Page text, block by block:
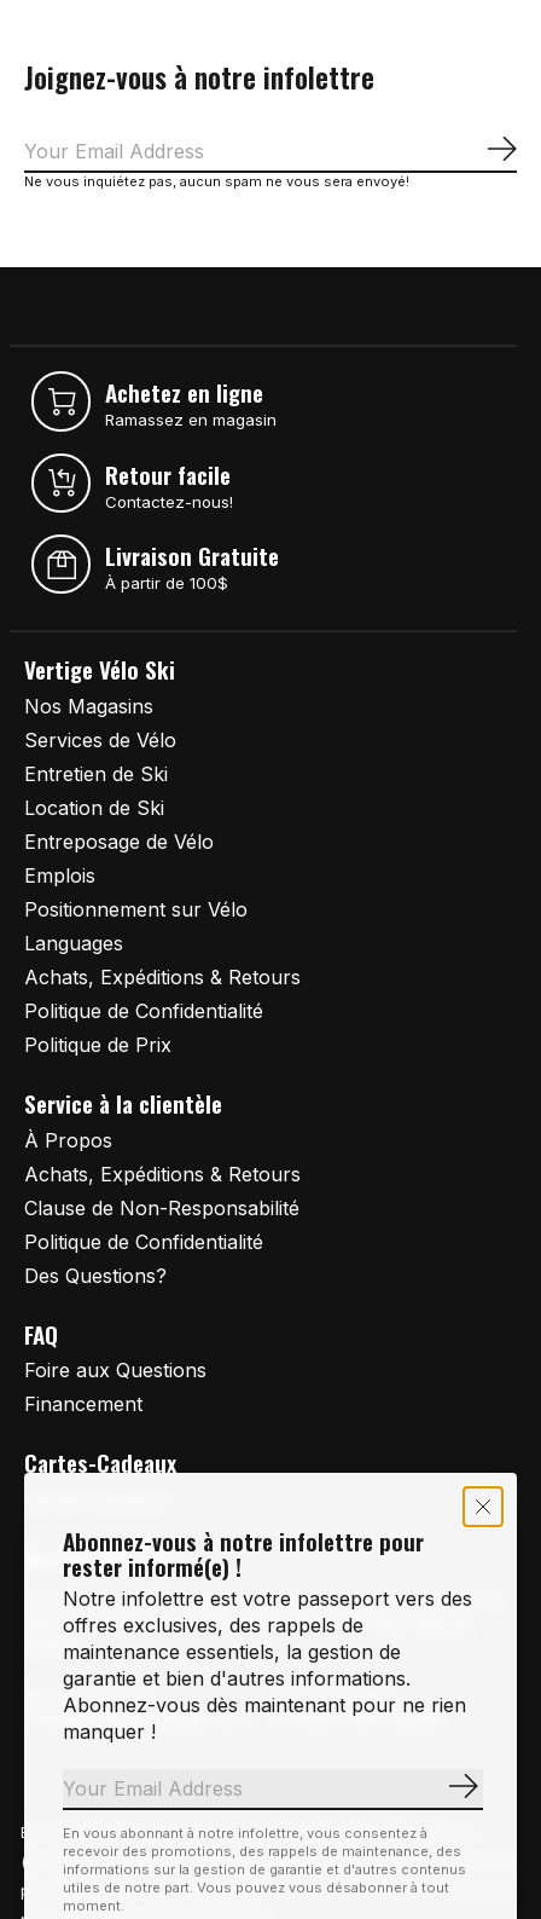
Joignez-vous à notre infolettre
Ne vous inquiétez pas, aucun spam ne vous sera envoyé!
Achetez en ligne
Ramassez en magasin
Retour facile
Contactez-nous!
Livraison Gratuite
À partir de 100$
Vertige Vélo Ski
Nos Magasins
Services de Vélo
Entretien de Ski
Location de Ski
Entreposage de Vélo
Emplois
Positionnement sur Vélo
Languages
Achats, Expéditions & Retours
Politique de Confidentialité
Politique de Prix
Service à la clientèle
À Propos
Achats, Expéditions & Retours
Clause de Non-Responsabilité
Politique de Confidentialité
Des Questions?
FAQ
Foire aux Questions
Financement
Cartes-Cadeaux
Vertige Vélo Ski
La référence en vélo de route, vélo de montagne et
vélo hybride sur la Rive-Sud de Montréal, depuis
1997.
Notre courriel
Info@vertigeveloski.com
Nous Joindre
1 (450) 464-8808
© Copyright 2026 Vertige Vélo SkiFil RSS
Abonnez-vous à notre infolettre pour
rester informé(e) !
Notre infolettre est votre passeport vers des
offres exclusives, des rappels de
maintenance essentiels, la gestion de
garantie et bien d'autres informations.
Abonnez-vous dès maintenant pour ne rien
manquer !
En vous abonnant à notre infolettre, vous consentez à
recevoir des promotions, des rappels de maintenance, des
informations sur la gestion de garantie et d'autres contenus
utiles de notre part. Vous pouvez vous désabonner à tout
moment.
En visitant notre site, vous acceptez l'utilisation des témoins
(cookies). Ces derniers nous permettent de mieux comprendre la
provenance de notre clientèle et son utilisation de notre site, en